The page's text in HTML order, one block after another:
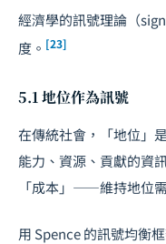
經濟學的訊號理論（
度。 [23]
5.1 地位作為訊號
在傳統社會，「地位」
能力、資源、貢獻的資
「成本」——維持地位
用 Spence 的訊號均衡